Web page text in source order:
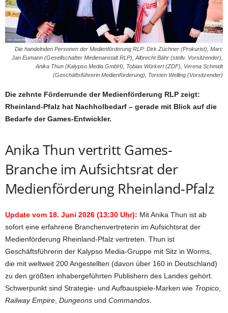
Die handelnden Personen der Medienförderung RLP: Dirk Züchner (Prokurist), Marc
Jan Eumann (Gesellschafter Medienanstalt RLP), Albrecht Bähr (stellv. Vorsitzender),
Anika Thun (Kalypso Media GmbH), Tobias Würkert (ZDF), Verena Schmidt
(Geschäftsführerin Medienförderung), Torsten Welling (Vorsitzender)
Die zehnte Förderrunde der Medienförderung RLP zeigt:
Rheinland-Pfalz hat Nachholbedarf – gerade mit Blick auf die
Bedarfe der Games-Entwickler.
Anika Thun vertritt Games-
Branche im Aufsichtsrat der
Medienförderung Rheinland-Pfalz
Update vom 18. Juni 2026 (13:30 Uhr): Mit Anika Thun ist ab
sofort eine erfahrene Branchenvertreterin im Aufsichtsrat der
Medienförderung Rheinland-Pfalz vertreten. Thun ist
Geschäftsführerin der Kalypso Media-Gruppe mit Sitz in Worms,
die mit weltweit 200 Angestellten (davon über 160 in Deutschland)
zu den größten inhabergeführten Publishern des Landes gehört.
Schwerpunkt sind Strategie- und Aufbauspiele-Marken wie Tropico
Railway Empire Dungeons und Commandos